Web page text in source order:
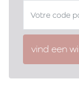
vind een